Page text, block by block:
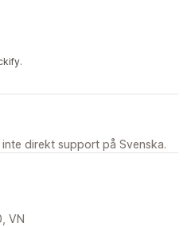
direkt support på Svenska.
VN